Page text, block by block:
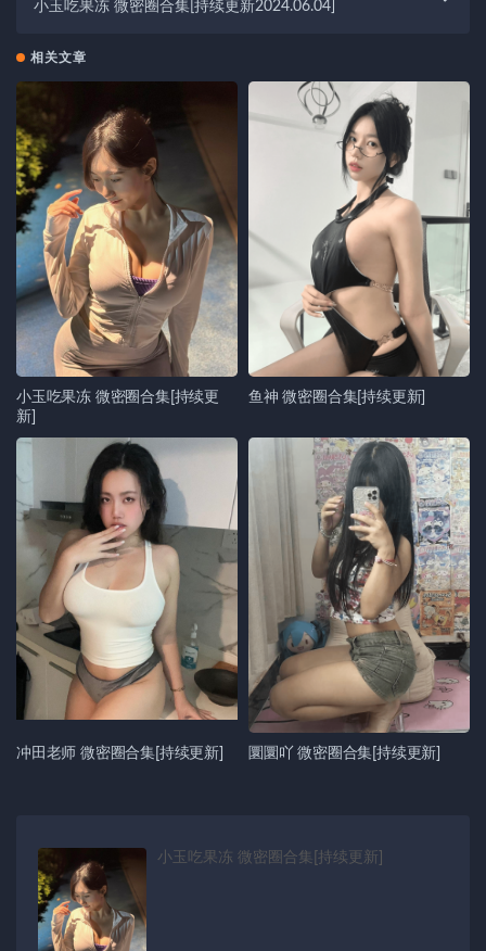
小玉吃果冻 微密圈合集[持续更新2024.06.04]
相关文章
小玉吃果冻 微密圈合集[持续更
新]
鱼神 微密圈合集[持续更新]
冲田老师 微密圈合集[持续更新] 圜圜吖 微密圈合集[持续更新]
小玉吃果冻 微密圈合集[持续更新]